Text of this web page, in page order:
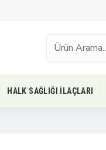
HALK SAĞLIĞI İLAÇLARI